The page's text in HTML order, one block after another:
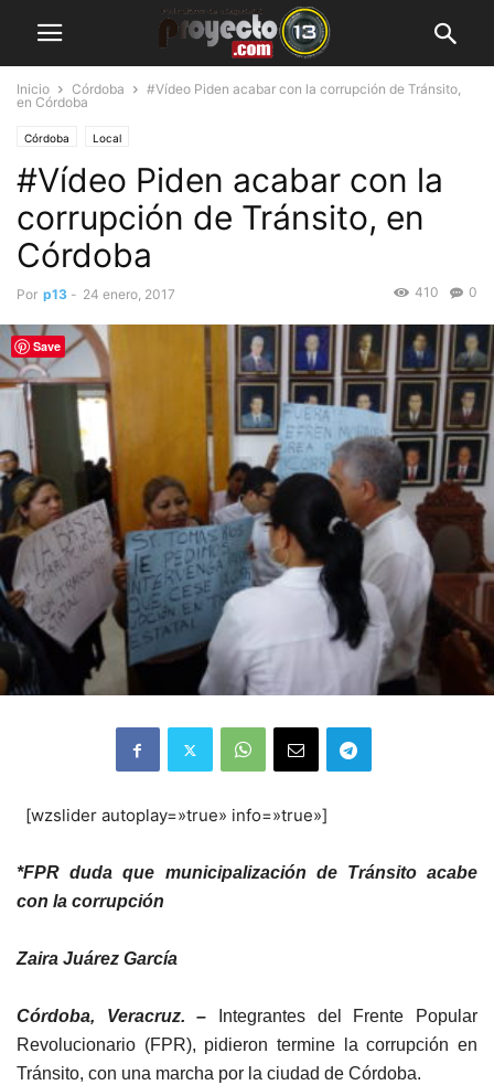
Inicio Córdoba
#Vídeo Piden acabar con la corrupción de Tránsito,
en Córdoba
Córdoba Local
#Vídeo Piden acabar con la
corrupción de Tránsito, en
Córdoba
Por p13 - 24 enero, 2017 0
410
[wzslider autoplay=»true» info=»true»]
*FPR duda que municipalización de Tránsito acabe
con la corrupción
Zaira Juárez García
Córdoba, Veracruz. –
Integrantes del Frente Popular
Revolucionario (FPR), pidieron termine la corrupción en
Tránsito, con una marcha por la ciudad de Córdoba.
Save